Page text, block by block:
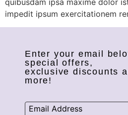
quibusdam ipsa maxime dolor
impedit ipsum exercitationem
Enter your email
special offers,
exclusive discounts
more!
Email Address